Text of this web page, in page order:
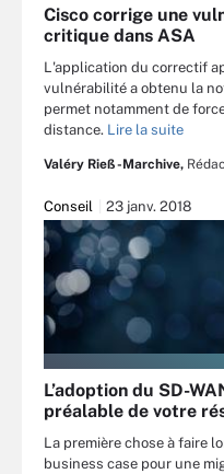
Cisco corrige une
critique dans ASA
L'application du correctif
vulnérabilité a obtenu la
permet notamment de
distance. Lire la suite
Valéry Rieß-Marchive,
Conseil 23 janv. 2018
L’adoption du SD-
préalable de votre
La première chose à faire
business case pour une